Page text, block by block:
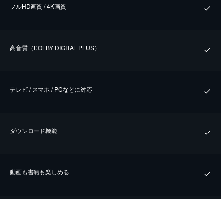
フルHD画質 / 4K画質
⾼⾳質（DOLBY DIGITAL PLUS）
テレビ / スマホ / PCなどに対応
ダウンロード機能
動画も書籍も楽しめる